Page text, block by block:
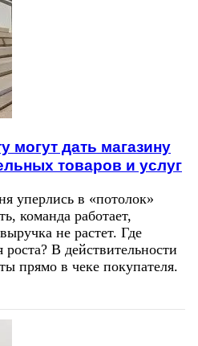
могут дать магазину
товаров и услуг
уперлись в «потолок»
команда работает,
не растет. Где
В действительности
прямо в чеке покупателя.